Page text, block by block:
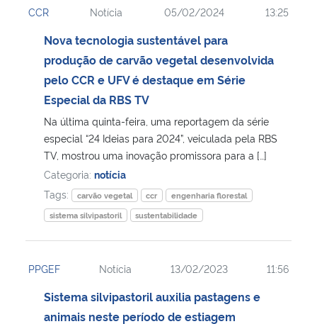
Ministério da Cidadania
Ministério de Minas e Energia
Ministério da Ciência, Tecnologia, Inovações e Comunicações
Ministério do Meio Ambiente
Ministério do Turismo
Controladoria-Geral da União
Ministério da Mulher, da Família e dos Direitos Humanos
CCR Notícia 05/02/2024 13:25
Nova tecnologia sustentável para
produção de carvão vegetal desenvolvida
pelo CCR e UFV é destaque em Série
Especial da RBS TV
Na última quinta-feira, uma reportagem da série
especial “24 Ideias para 2024”, veiculada pela RBS
TV, mostrou uma inovação promissora para a […]
Categoria: notícia
Tags:
carvão vegetal ccr
engenharia florestal
sistema silvipastoril
sustentabilidade
PPGEF Notícia 13/02/2023 11:56
Sistema silvipastoril auxilia pastagens e
animais neste período de estiagem